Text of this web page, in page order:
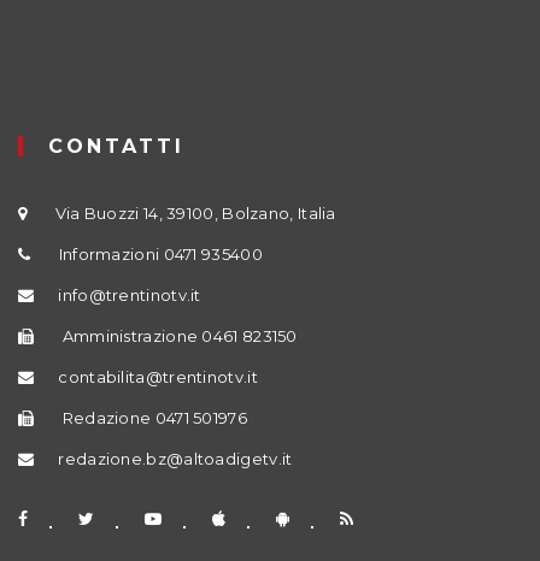
CONTATTI
Via Buozzi 14, 39100, Bolzano, Italia
Informazioni 0471 935400
info@trentinotv.it
Amministrazione 0461 823150
contabilita@trentinotv.it
Redazione 0471 501976
redazione.bz@altoadigetv.it